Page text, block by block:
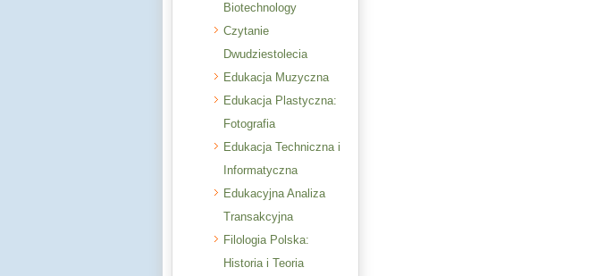
Biotechnology
Czytanie
Dwudziestolecia
Edukacja Muzyczna
Edukacja Plastyczna:
Fotografia
Edukacja Techniczna i
Informatyczna
Edukacyjna Analiza
Transakcyjna
Filologia Polska:
Historia i Teoria